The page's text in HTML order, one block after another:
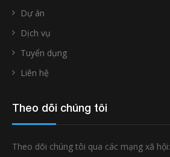
Dự án
Dịch vụ
Tuyển dụng
Liên hệ
Theo dõi chúng tôi
Theo dõi chúng tôi qua các mạng xã hội: